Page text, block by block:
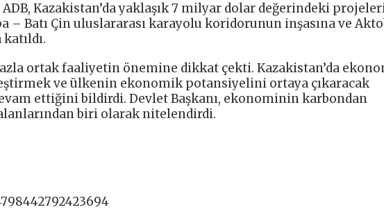
ADB, Kazakistan’da yaklaşık 7 milyar dolar değerindeki
– Batı Çin uluslararası karayolu koridorunun inşasına ve
ortak faaliyetin önemine dikkat çekti. Kazakistan’da
ve ülkenin ekonomik potansiyelini ortaya çıkaracak
ettiğini bildirdi. Devlet Başkanı, ekonominin karbondan
biri olarak nitelendirdi.